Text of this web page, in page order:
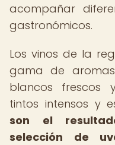
acompañar
gastronómicos.
Los vinos de la
gama de
blancos frescos
tintos intensos y
son el
selección de